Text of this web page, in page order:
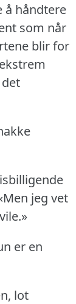
å håndtere
som når
blir for
jeg vet
er en
lot